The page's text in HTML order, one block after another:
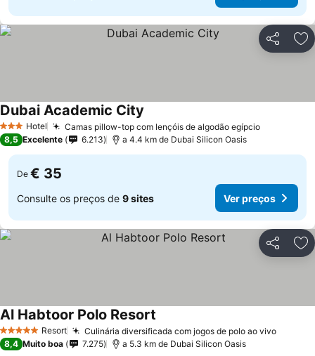
Partilhar
3 EstrelasHotel Camas pillow-top com lençóis de algodão egípcioVer
Dubai Academic City
8,5 Excelente 6.213 a 4.4 km de Dubai Silicon Oasis
De € 35
Consulte os preços de 9 sites Ver preços
Partilhar
5 Estrelas Resort Culinária diversificada com jogos de polo ao vivoVer
Al Habtoor Polo Resort
8,4 Muito boa 7.275 a 5.3 km de Dubai Silicon Oasis